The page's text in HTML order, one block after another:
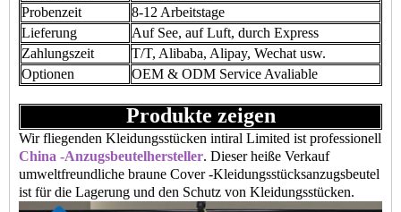
Probenzeit
8-12 Arbeitstage
Lieferung
Auf See, auf Luft, durch Express
Zahlungszeit
T/T, Alibaba, Alipay, Wechat usw.
Optionen
OEM & ODM Service Avaliable
Produkte zeigen
Wir fliegenden Kleidungsstücken intiral Limited ist professionell
China -Anzugsbeutelhersteller. Dieser heiße Verkauf
umweltfreundliche braune Cover -Kleidungsstücksanzugsbeutel
ist für die Lagerung und den Schutz von Kleidungsstücken.